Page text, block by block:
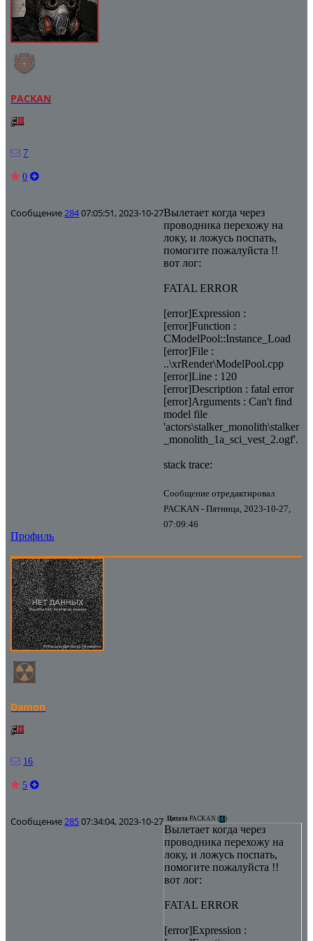
PACKAN
7
0
Сообщение28407:05:51, 2023-10-27Вылетает когда через
проводника перехожу на
локу, и ложусь поспать,
помогите пожалуйста !!
вот лог:
FATAL ERROR
[error]Expression :
[error]Function :
CModelPool::Instance_Load
[error]File :
..\xrRender\ModelPool.cpp
[error]Line : 120
[error]Description : fatal error
[error]Arguments : Can't find
model file
'actors\stalker_monolith\stalker
_monolith_1a_sci_vest_2.ogf'.
stack trace:
Сообщение отредактировал
PACKAN -Пятница, 2023-10-27,
07:09:46
Профиль
Damon
16
5
Сообщение28507:34:04, 2023-10-27 Цитата PACKAN ( )
Вылетает когда через
проводника перехожу на
локу, и ложусь поспать,
помогите пожалуйста !!
вот лог:
FATAL ERROR
[error]Expression :